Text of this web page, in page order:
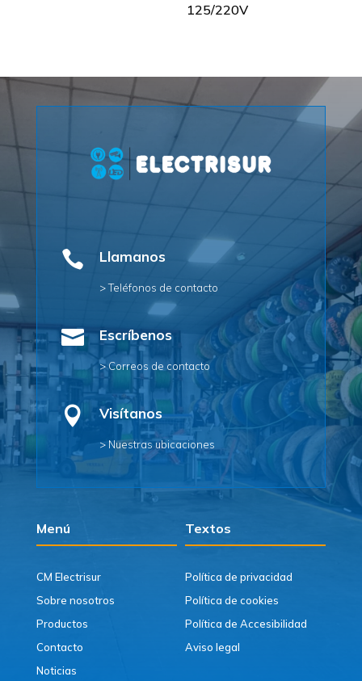
125/220V
 Llamanos
> Teléfonos de contacto
 Escríbenos
> Correos de contacto
 Visítanos
> Nuestras ubicaciones
Menú Textos
CM Electrisur
Sobre nosotros
Productos
Contacto
Noticias
Política de privacidad
Política de cookies
Política de Accesibilidad
Aviso legal